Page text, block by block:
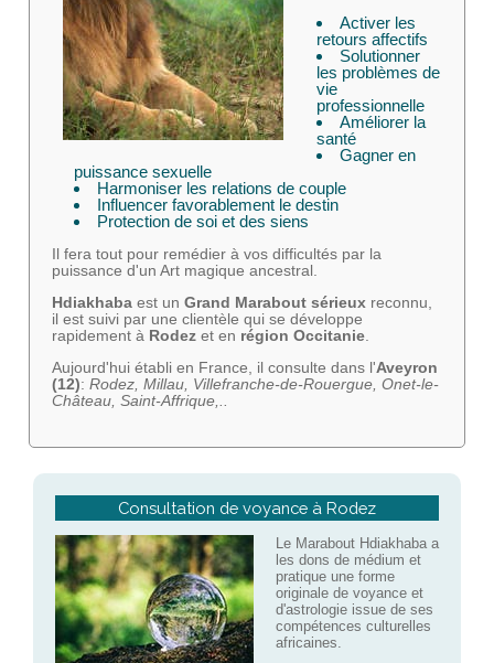
Activer les
retours affectifs
Solutionner
les problèmes de
vie
professionnelle
Améliorer la
santé
Gagner en
puissance sexuelle
Harmoniser les relations de couple
Influencer favorablement le destin
Protection de soi et des siens
Il fera tout pour remédier à vos difficultés par la
puissance d'un Art magique ancestral.
Hdiakhaba est un Grand Marabout sérieuxreconnu,
il est suivi par une clientèle qui se développe
rapidement à Rodezet en région Occitanie.
Aujourd'hui établi en France, il consulte dans l'Aveyron
(12): Rodez, Millau, Villefranche-de-Rouergue, Onet-le-
Château, Saint-Affrique,..
Consultation de voyance à Rodez
Le Marabout Hdiakhaba a
les dons de médium et
pratique une forme
originale de voyance et
d'astrologie issue de ses
compétences culturelles
africaines.